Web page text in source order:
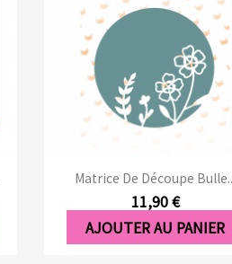
Matrice De Découpe
11,90 €
AJOUTER AU PANIER
Aperçu rapide